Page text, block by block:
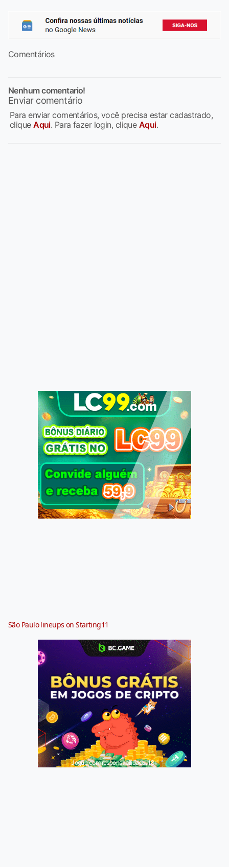
Comentários
Nenhum comentario!
Enviar comentário
Para enviar comentários, você precisa estar cadastrado,
cliqueAqui. Para fazer login, clique Aqui.
São Paulo lineups on Starting11
Jogue com responsabilidade. 18+